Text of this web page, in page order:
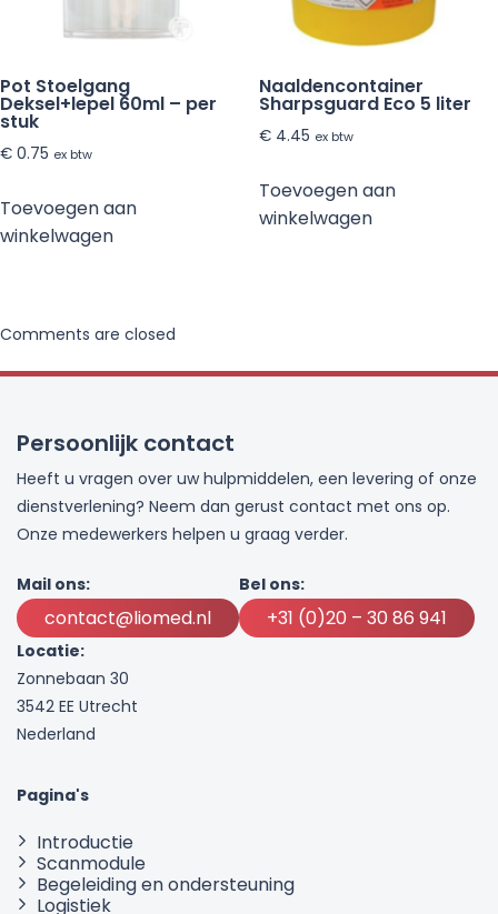
Pot Stoelgang
Deksel+lepel 60ml – per
stuk
€ 0.75 ex btw
Toevoegen aan
winkelwagen
Naaldencontainer
Sharpsguard Eco 5 liter
€4.45 ex btw
Toevoegen aan
winkelwagen
Comments are closed
Persoonlijk contact
Heeft u vragen over uw hulpmiddelen, een levering of onze
dienstverlening? Neem dan gerust contact met ons op.
Onze medewerkers helpen u graag verder.
Mail ons:
contact@liomed.nl
Bel ons:
+31 (0)20 – 30 86 941
Locatie:
Zonnebaan 30
3542 EE Utrecht
Nederland
Pagina's
Introductie
Scanmodule
Begeleiding en ondersteuning
Logistiek